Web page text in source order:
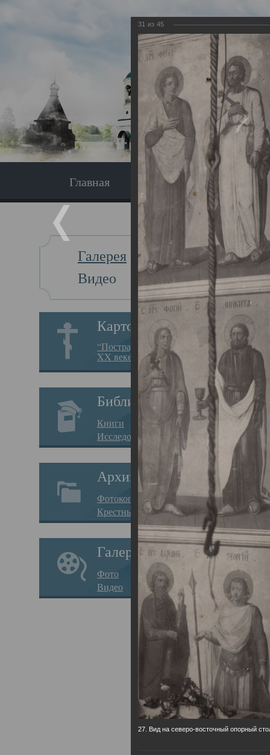
Главная Экскурсия
Галерея
Видео
Картотека
“Пострадавшие за веру в
XX веке на Севере”
Библиотека
Книги
Исследования
Архив
Фотокопии дел
Крестные ходы
Галерея
Фото
Видео
Главная
31 из 45
27. Вид на северо-восточный опорный